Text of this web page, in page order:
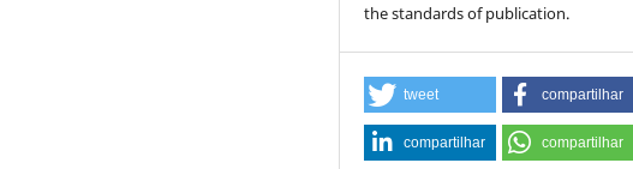
the standards of publication.
tweet compartilhar
compartilhar compartilhar